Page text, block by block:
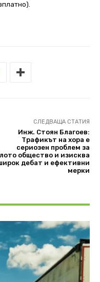
СЛЕДВАЩА СТАТИЯ
Инж. Стоян Благоев:
Трафикът на хора е
сериозен проблем за
общество и изисква
дебат и ефективни
мерки